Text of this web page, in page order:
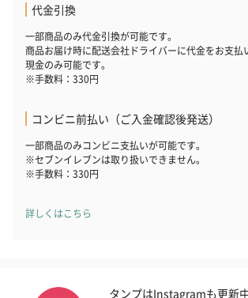
（END）（880円）
（880円）
お酒を同梱してお届けいたします。
※20歳未満の方への酒類の販売はいたしません
プレミアムビール イネ
実楽山田錦 特別純
代金引換
一部商品のみ代金引換が可能です。
商品お届け時に配送会社ドライバーに代金をお支払
現金のみ可能です。
※手数料：330円
コンビニ前払い（ご入金確認後発送）
一部商品のみコンビニ支払いが可能です。
※セブンイレブンは取り扱いできません。
※手数料：330円
詳しくはこちら
タンプはInstagramも更新